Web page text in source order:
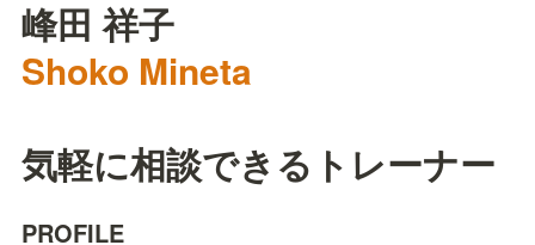
Shoko Mineta
気軽に相談できるトレーナー
PROFILE